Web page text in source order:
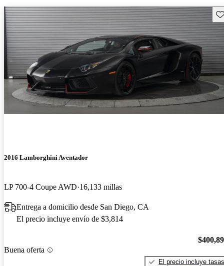
2016 Lamborghini Aventador
LP 700-4 Coupe AWD 16,133 millas
Entrega a domicilio desde San Diego, CA
El precio incluye envío de $3,814
Buena oferta
El precio incluye tasas